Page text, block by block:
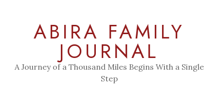
ABIRA FAMILY
JOURNAL
A Journey of a Thousand Miles Begins With a Single
Step